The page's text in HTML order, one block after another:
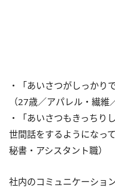
・「あいさつがしっかり
（27歳／アパレル・繊維
・「あいさつもきっちり
世間話をするようになっ
秘書・アシスタント職）
社内のコミュニケーショ